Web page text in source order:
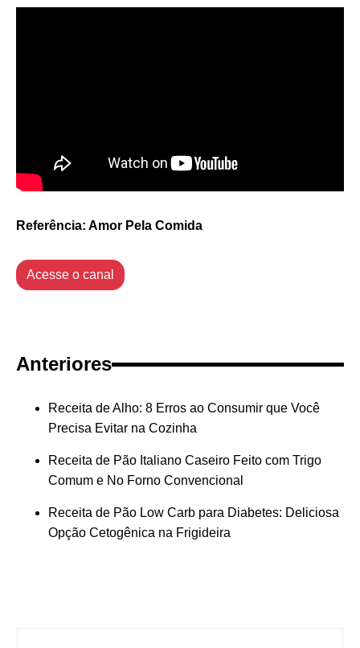
Referência: Amor Pela Comida
Acesse o canal
Anteriores
Receita de Alho: 8 Erros ao Consumir que Você
Precisa Evitar na Cozinha
Receita de Pão Italiano Caseiro Feito com Trigo
Comum e No Forno Convencional
Receita de Pão Low Carb para Diabetes: Deliciosa
Opção Cetogênica na Frigideira